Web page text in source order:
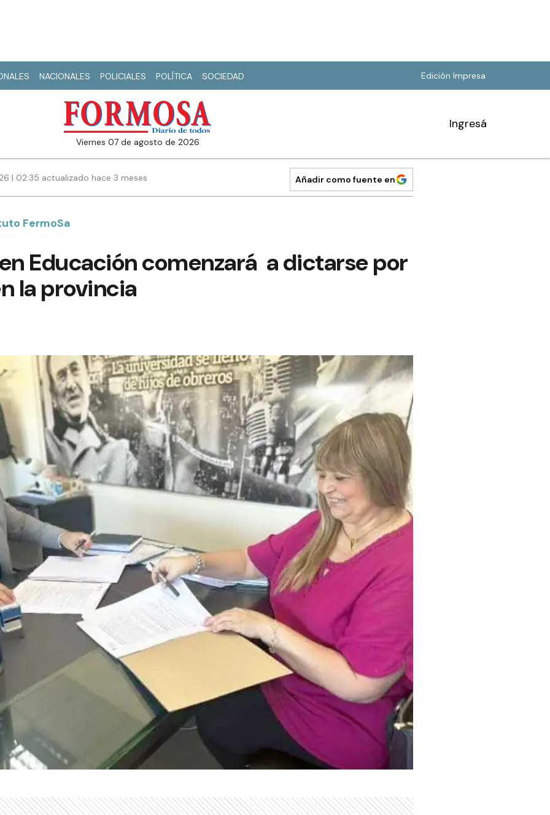
NACIONALES POLICIALES POLÍTICA SOCIEDAD Edición Impresa
viernes 07 de agosto de 2026
Ingresá
| 02:35 actualizado hace 3 meses Añadir como fuente en
FermoSa
Educación comenzará a dictarse por
la provincia